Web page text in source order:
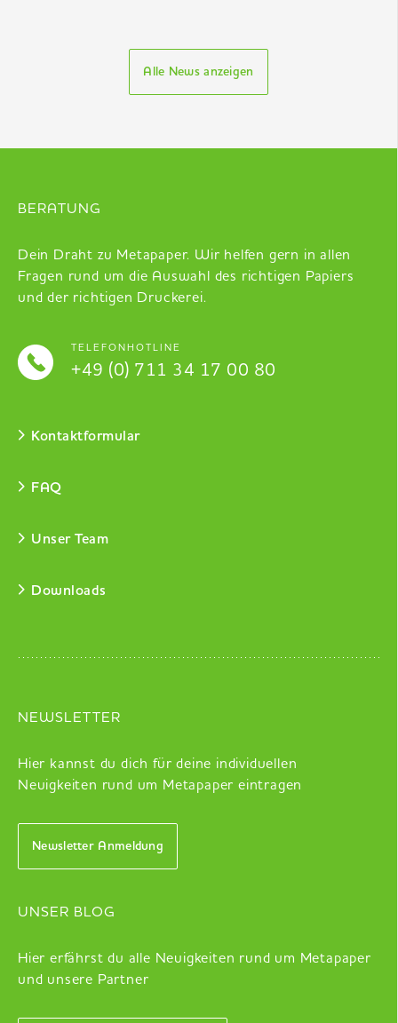
Alle News anzeigen
BERATUNG
Dein Draht zu Metapaper. Wir helfen gern in allen
Fragen rund um die Auswahl des richtigen Papiers
und der richtigen Druckerei.
TELEFONHOTLINE
+49 (0) 711 34 17 00 80
Kontaktformular
FAQ
Unser Team
Downloads
NEWSLETTER
Hier kannst du dich für deine individuellen
Neuigkeiten rund um Metapaper eintragen
Newsletter Anmeldung
UNSER BLOG
Hier erfährst du alle Neuigkeiten rund um Metapaper
und unsere Partner